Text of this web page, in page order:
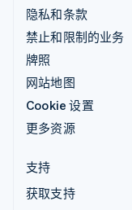
隐私和条款
禁止和限制的业务
牌照
网站地图
Cookie 设置
更多资源
支持
获取支持